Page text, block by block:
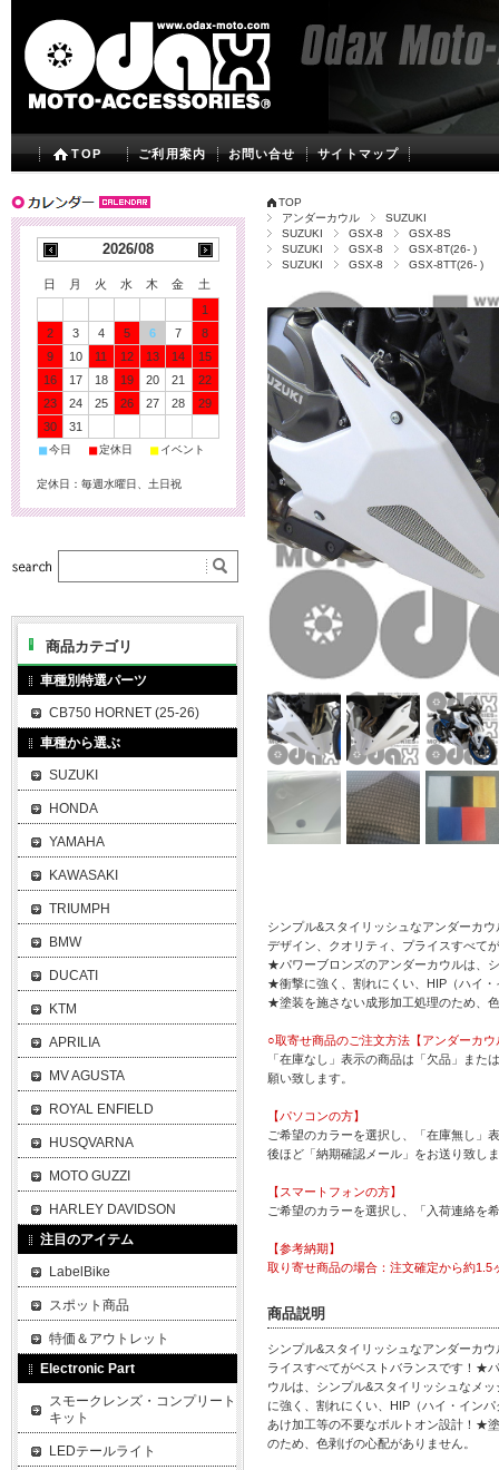
TOP ご利用案内 お問い合せ サイトマップ
TOP
アンダーカウル
SUZUKI
SUZUKI
GSX-8
GSX-8S
SUZUKI
GSX-8
GSX-8T(26- )
SUZUKI
GSX-8 GSX-8TT(26- )
シンプル&スタイリッシュなアンダーカウ
デザイン、クオリティ、プライスすべて
★パワーブロンズのアンダーカウルは、
★衝撃に強く、割れにくい、HIP（ハイ
★塗装を施さない成形加工処理のため、
○取寄せ商品のご注文方法【アンダーカウ
「在庫なし」表示の商品は「欠品」ま
願い致します。
【パソコンの方】
ご希望のカラーを選択し、「在庫無し」
後ほど「納期確認メール」をお送り致し
【スマートフォンの方】
ご希望のカラーを選択し、「入荷連絡を
【参考納期】
取り寄せ商品の場合：注文確定から約1.5
商品説明
シンプル&スタイリッシュなアンダーカ
ライスすべてがベストバランスです！★
ウルは、シンプル&スタイリッシュなメ
に強く、割れにくい、HIP（ハイ・イン
あけ加工等の不要なボルトオン設計！★
のため、色剥げの心配がありません。
2026/08
日 月 火 水 木 金
土
1
2
3 4 5 6 7
8
9
10 11 12 13 14
15
16
17 18 19 20 21
22
23
24 25 26 27 28
29
30
31
■今日 ■定休日 ■ イベント
定休日：毎週水曜日、土日祝
商品カテゴリ
車種別特選パーツ
CB750 HORNET (25-26)
車種から選ぶ
SUZUKI
HONDA
YAMAHA
KAWASAKI
TRIUMPH
BMW
DUCATI
KTM
APRILIA
MV AGUSTA
ROYAL ENFIELD
HUSQVARNA
MOTO GUZZI
HARLEY DAVIDSON
注目のアイテム
LabelBike
スポット商品
特価＆アウトレット
Electronic Part
スモークレンズ・コンプリート
キット
LEDテールライト